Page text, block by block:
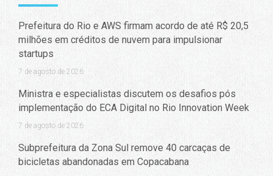
Prefeitura do Rio e AWS firmam acordo de até R$ 20,5
milhões em créditos de nuvem para impulsionar
startups
7 de agosto de 2026
Ministra e especialistas discutem os desafios pós
implementação do ECA Digital no Rio Innovation Week
7 de agosto de 2026
Subprefeitura da Zona Sul remove 40 carcaças de
bicicletas abandonadas em Copacabana